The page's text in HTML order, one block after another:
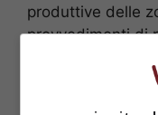
produttive delle
provvedimenti di
Marinelli e
del movimento